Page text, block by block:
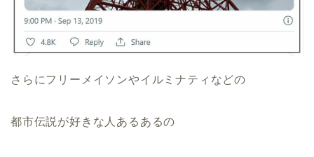
さらにフリーメイソンやイルミナティなどの
都市伝説が好きな人あるあるの